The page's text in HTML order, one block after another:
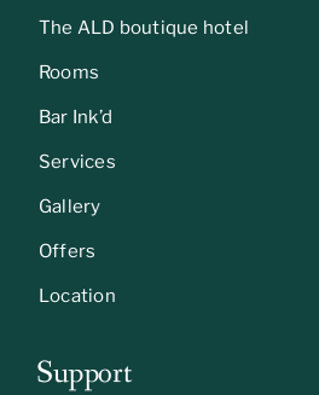
The ALD boutique hotel
Rooms
Bar Ink’d
Services
Gallery
Offers
Location
Support